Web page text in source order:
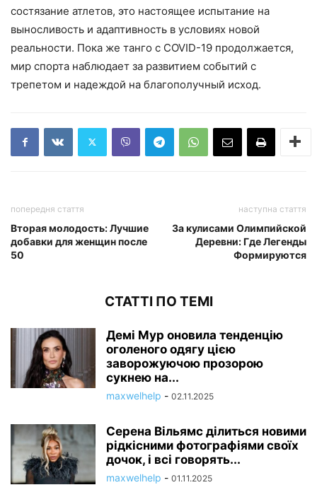
состязание атлетов, это настоящее испытание на
выносливость и адаптивность в условиях новой
реальности. Пока же танго с COVID-19 продолжается,
мир спорта наблюдает за развитием событий с
трепетом и надеждой на благополучный исход.
попередня стаття
Вторая молодость: Лучшие
добавки для женщин после
50
наступна стаття
За кулисами Олимпийской
Деревни: Где Легенды
Формируются
СТАТТІ ПО ТЕМІ
Демі Мур оновила тенденцію
оголеного одягу цією
заворожуючою прозорою
сукнею на...
maxwelhelp - 02.11.2025
Серена Вільямс ділиться новими
рідкісними фотографіями своїх
дочок, і всі говорять...
maxwelhelp - 01.11.2025